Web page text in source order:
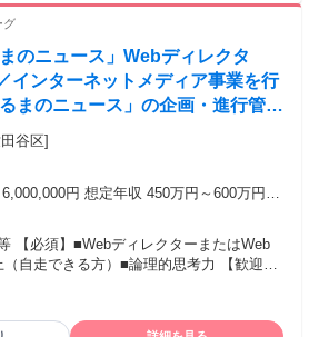
職場なども多くあります。詳細はお問い
グ
のニュース」Webディレクタ
インターネットメディア事業を行
まのニュース」の企画・進行管
ィレクション業務全般をお任せし
谷区]
円 想定年収 450万円～600万円
～￥6,000,000 基本給￥278,000～
代￥97,000～￥129,000を含む/月 諸手
規定に基づき支給）、残業手当（固定残
【必須】■WebディレクターまたはWeb
（自走できる方）■論理的思考力 【歓迎】
保護法の理解 【魅力】 ■圧倒的
署のため、部署内で編集・エンジニアと